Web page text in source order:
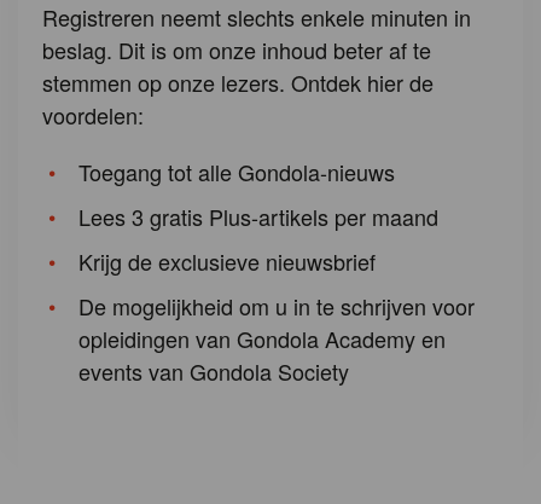
Registreren neemt slechts enkele minuten in
beslag. Dit is om onze inhoud beter af te
stemmen op onze lezers. Ontdek hier de
voordelen:
Toegang tot alle Gondola-nieuws
Lees 3 gratis Plus-artikels per maand
Krijg de exclusieve nieuwsbrief
De mogelijkheid om u in te schrijven voor
opleidingen van Gondola Academy en
events van Gondola Society